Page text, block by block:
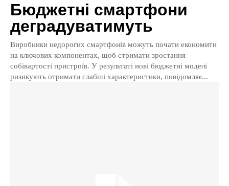
Бюджетні смартфони
деградуватимуть
Виробники недорогих смартфонів можуть почати економити
на ключових компонентах, щоб стримати зростання
собівартості пристроїв. У результаті нові бюджетні моделі
ризикують отримати слабші характеристики, повідомляє...